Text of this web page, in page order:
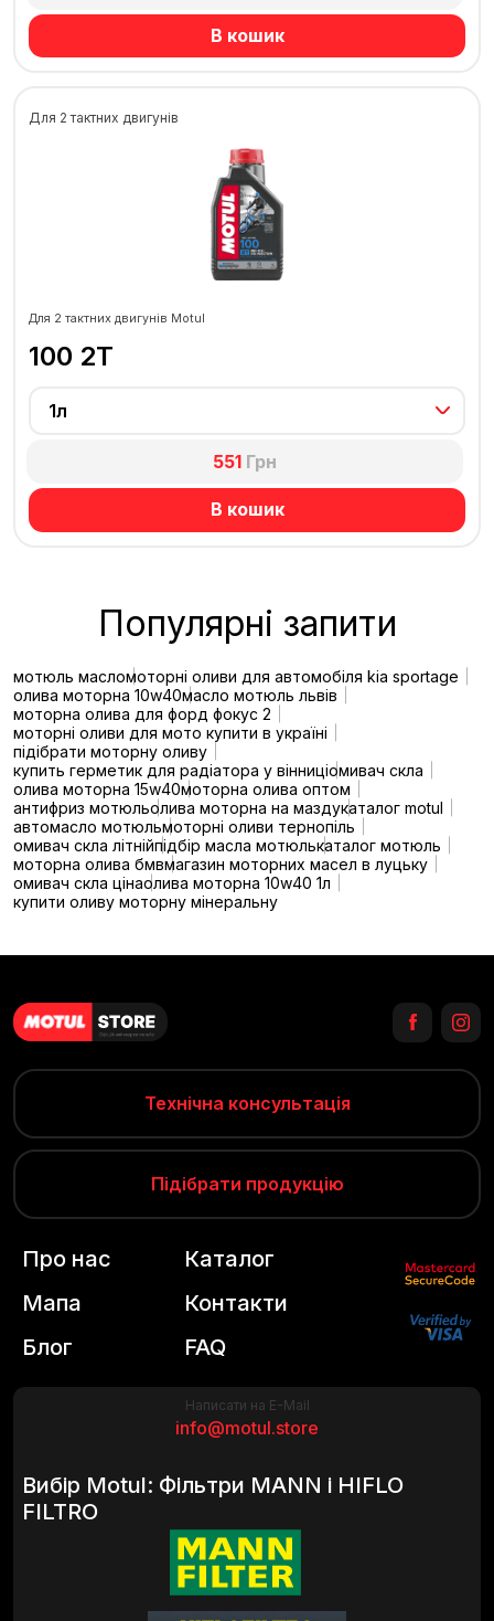
В кошик
Для 2 тактних двигунів
Для 2 тактних двигунів Motul
100 2T
1л
551Грн
В кошик
Популярні запити
мотюль масломоторні оливи для автомобіля kia sportage
олива моторна 10w40масло мотюль львів
моторна олива для форд фокус 2
моторні оливи для мото купити в україні
підібрати моторну оливу
купить герметик для радіатора у вінниціомивач скла
олива моторна 15w40моторна олива оптом
антифриз мотюльолива моторна на маздукаталог motul
автомасло мотюльмоторні оливи тернопіль
омивач скла літнійпідбір масла мотюлькаталог мотюль
моторна олива бмвмагазин моторних масел в луцьку
омивач скла цінаолива моторна 10w40 1л
купити оливу моторну мінеральну
Технічна консультація
Підібрати продукцію
Написати на E-Mail
info@motul.store
Вибір Motul: Фільтри MANN і HIFLO
FILTRO
Про нас
Мапа
Блог
Каталог
Контакти
FAQ